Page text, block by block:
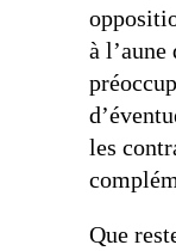
à
les
Que